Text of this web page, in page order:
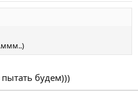
пытать будем)))